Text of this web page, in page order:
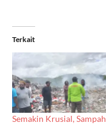
Terkait
Semakin Krusial, Sampah